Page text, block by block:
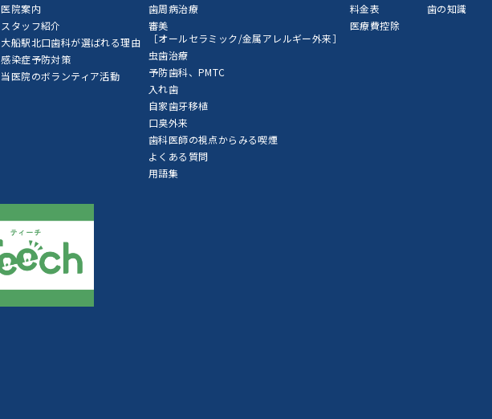
医院案内
スタッフ紹介
大船駅北口歯科が選ばれる理由
感染症予防対策
当医院のボランティア活動
歯周病治療
審美
［オールセラミック/金属アレルギー外来］
虫歯治療
予防歯科、PMTC
入れ歯
自家歯牙移植
口臭外来
歯科医師の視点からみる喫煙
よくある質問
用語集
料金表
医療費控除
歯の知識